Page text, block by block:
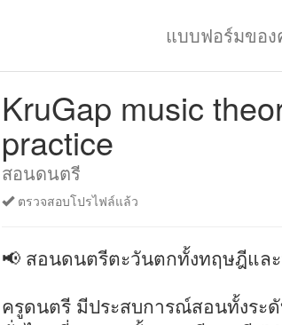
แบบฟอร์มขอ
KruGap music
practice
สอนดนตรี
ตรวจสอบโปรไฟล์แล้ว
📢 สอนดนตรีตะวันตกทั้งทฤษฎีแล
ครูดนตรี มีประสบการณ์สอนทั้งระ